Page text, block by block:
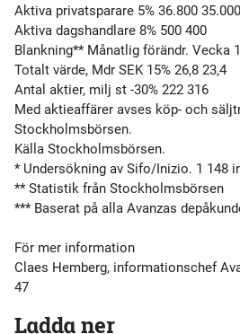
Aktiva privatsparare 5% 36.800 35.000
Aktiva dagshandlare 8% 500 400
Blankning** Månatlig förändr. Vecka
Totalt värde, Mdr SEK 15% 26,8 23,4
Antal aktier, milj st -30% 222 316
Med aktieaffärer avses köp- och
Stockholmsbörsen.
Källa Stockholmsbörsen.
* Undersökning av Sifo/Inizio. 1 148
** Statistik från Stockholmsbörsen
*** Baserat på alla Avanzas
För mer information
Claes Hemberg, informationschef
47
Ladda ner